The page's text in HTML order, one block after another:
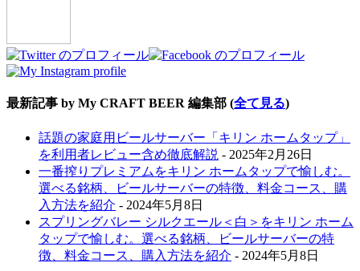
最新記事 by My CRAFT BEER 編集部 (全て見る)
話題の家庭用ビールサーバー「キリン ホームタップ」
を利用者レビュー含め徹底解説 - 2025年2月26日
一番搾りプレミアムをキリン ホームタップで愉しむ。
選べる銘柄、ビールサーバーの特徴、料金コース、購
入方法を紹介 - 2024年5月8日
スプリングバレー シルクエール＜白＞をキリン ホーム
タップで愉しむ。選べる銘柄、ビールサーバーの特
徴、料金コース、購入方法を紹介 - 2024年5月8日